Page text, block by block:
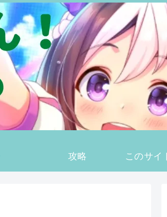
攻略 このサイ